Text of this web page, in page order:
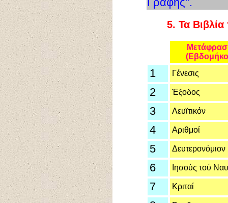
Γραφής".
5. Τα
1 Γένεσις
2 Έξοδος
3 Λευϊτικόν
4 Αριθμοί
5 Δευτερονόμιον
6 Ιησούς τού
7 Κριταί